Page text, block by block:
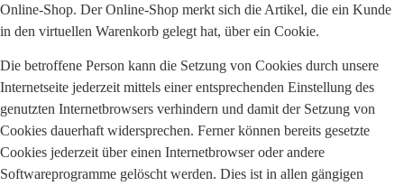
Online-Shop. Der Online-Shop merkt sich die Artikel, die ein Kunde
in den virtuellen Warenkorb gelegt hat, über ein Cookie.
Die betroffene Person kann die Setzung von Cookies durch unsere
Internetseite jederzeit mittels einer entsprechenden Einstellung des
genutzten Internetbrowsers verhindern und damit der Setzung von
Cookies dauerhaft widersprechen. Ferner können bereits gesetzte
Cookies jederzeit über einen Internetbrowser oder andere
Softwareprogramme gelöscht werden. Dies ist in allen gängigen